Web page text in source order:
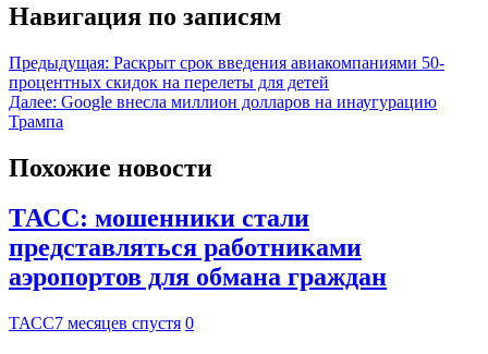
Навигация по записям
Предыдущая: Раскрыт срок введения авиакомпаниями 50-
процентных скидок на перелеты для детей
Далее: Google внесла миллион долларов на инаугурацию
Трампа
Похожие новости
ТАСС: мошенники стали
представляться работниками
аэропортов для обмана граждан
ТАСС7 месяцев спустя 0